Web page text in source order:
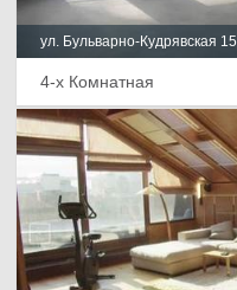
ул. Бульварно-Кудрявская 15
4-х Комнатная